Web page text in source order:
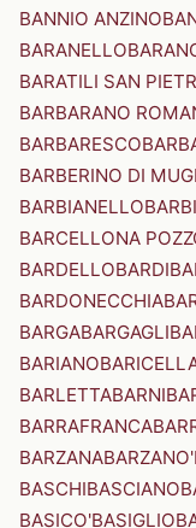
BANNIO ANZINO
BARANELLO
BARATILI SAN
BARBARANO
BARBARESCO
BARBERINO DI
BARBIANELLO
BARCELLONA
BARDELLOBARDI
BARDONECCHIA
BARGABARGAGLI
BARIANO
BARLETTABARNI
BARRAFRANCA
BARZANABARZANO'
BASCHIBASCIANO
BASICO'BASIGLIO